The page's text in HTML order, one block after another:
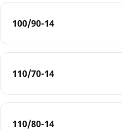
100/90-14
110/70-14
110/80-14